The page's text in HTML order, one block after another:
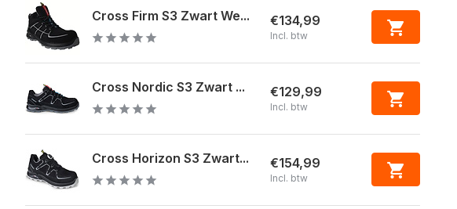
Cross Firm S3 Zwart We... €134,99
Incl. btw
Cross Nordic S3 Zwart ... €129,99
Incl. btw
Cross Horizon S3 Zwart... €154,99
Incl. btw